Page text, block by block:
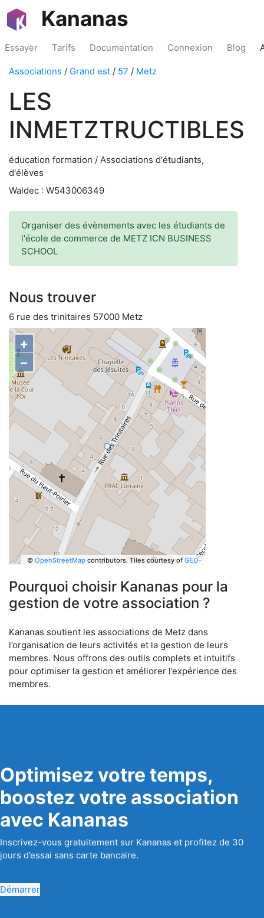
Kananas
Essayer Tarifs Documentation Connexion Blog
Associations / Grand est / 57 / Metz
LES
INMETZTRUCTIBLES
éducation formation / Associations d'étudiants,
d'élèves
Waldec : W543006349
Organiser des évènements avec les étudiants de
l'école de commerce de METZ ICN BUSINESS
SCHOOL
Nous trouver
6 rue des trinitaires 57000 Metz
+
−
©OpenStreetMapcontributors. Tiles courtesy of GEO-
Pourquoi choisir Kananas pour la
gestion de votre association ?
Kananas soutient les associations de Metz dans
l’organisation de leurs activités et la gestion de leurs
membres. Nous offrons des outils complets et intuitifs
pour optimiser la gestion et améliorer l’expérience des
membres.
Optimisez votre temps,
boostez votre association
avec Kananas
Inscrivez-vous gratuitement sur Kananas et profitez de 30
jours d’essai sans carte bancaire.
Démarrer